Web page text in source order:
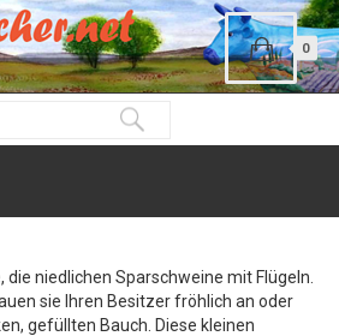
0
niedlichen Sparschweine mit Flügeln.
sie Ihren Besitzer fröhlich an oder
gefüllten Bauch. Diese kleinen